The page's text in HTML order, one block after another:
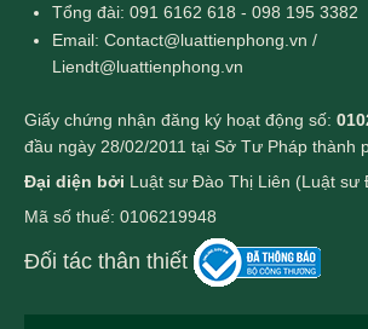
Tổng đài: 091 6162 618 - 098 195 3382
Email: Contact@luattienphong.vn /
Liendt@luattienphong.vn
Giấy chứng nhận đăng ký hoạt động số:
đầu ngày 28/02/2011 tại Sở Tư Pháp thành
Đại diện bởi Luật sư Đào Thị Liên (Luật sư
Mã số thuế: 0106219948
Đối tác thân thiết